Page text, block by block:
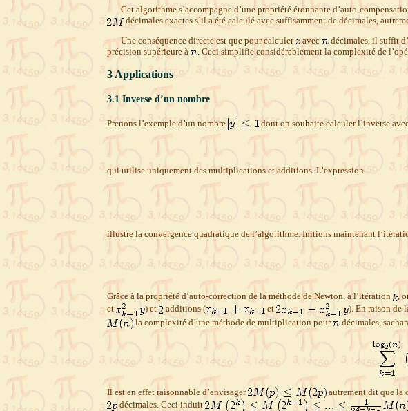
Cet algorithme s’accompagne d’une propriété étonnante d’auto-
décimales exactes s’il a été calculé avec suffisamment de décimales,
Une conséquence directe est que pour calculer avec
décimales, il suffit
précision supérieure à
. Ceci simplifie considérablement la complexité de
3Applications
3.1 Inverse d’un nombre
Prenons l’exemple d’un nombre dont on souhaite calculer l’inverse
qui utilise uniquement des multiplications et additions. L’expression
illustre la convergence quadratique de l’algorithme. Initions maintenant
Grâce à la propriété d’auto-correction de la méthode de Newton, à l’itération ,
et
) et additions ( et ). En raison de
la complexité d’une méthode de multiplication pour
décimales,
Il est en effet raisonnable d’envisager autrement dit que la
décimales. Ceci induit